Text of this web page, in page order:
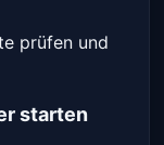
prüfen und
starten